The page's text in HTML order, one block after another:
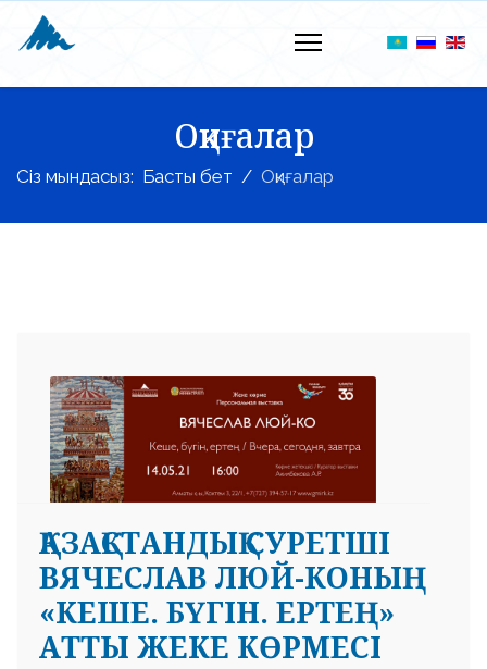
Оқиғалар
Сіз мындасыз: Басты бет Оқиғалар
ҚАЗАҚСТАНДЫҚ СУРЕТШІ
ВЯЧЕСЛАВ ЛЮЙ-КОНЫҢ
«КЕШЕ. БҮГІН. ЕРТЕҢ»
АТТЫ ЖЕКЕ КӨРМЕСІ